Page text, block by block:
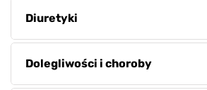
Diuretyki
Dolegliwości i choroby